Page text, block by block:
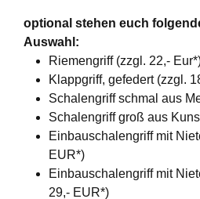
optional stehen euch
Auswahl:
Riemengriff (zzgl. 22,-
Klappgriff, gefedert (zzgl.
Schalengriff schmal aus
Schalengriff groß aus
Einbauschalengriff mit
EUR*)
Einbauschalengriff mit
29,- EUR*)